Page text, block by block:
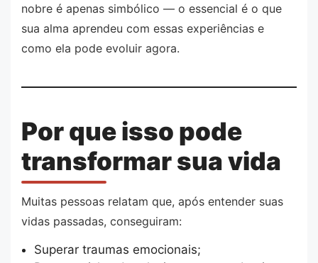
nobre é apenas simbólico — o essencial é o que
sua alma aprendeu com essas experiências e
como ela pode evoluir agora.
Por que isso pode
transformar sua vida
Muitas pessoas relatam que, após entender suas
vidas passadas, conseguiram:
Superar traumas emocionais;